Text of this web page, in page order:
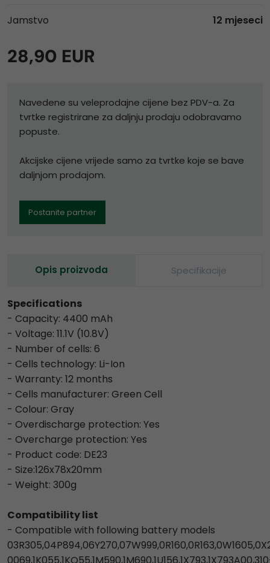
Jamstvo 12 mjeseci
28,90 EUR
Navedene su veleprodajne cijene bez PDV-a. Za
tvrtke registrirane za daljnju prodaju odobravamo
popuste.
Akcijske cijene vrijede samo za tvrtke koje se bave
daljnjom prodajom.
Postanite partner
Opis proizvoda Specifikacije
Specifications
- Capacity: 4400 mAh
- Voltage: 11.1V (10.8V)
- Number of cells: 6
- Cells technology: Li-Ion
- Warranty: 12 months
- Cells manufacturer: Green Cell
- Colour: Gray
- Overdischarge protection: Yes
- Overcharge protection: Yes
- Product code: DE23
- Size:126x78x20mm
- Weight: 300g
Compatibility list
- Compatible with following battery models